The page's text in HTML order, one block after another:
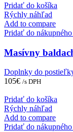
Pridať do košíka
Rýchly náhľad
Add to compare
Pridať do nákupného
Masívny
Doplnky do
105€ /s DPH
Pridať do košíka
Rýchly náhľad
Add to compare
Pridať do nákupného